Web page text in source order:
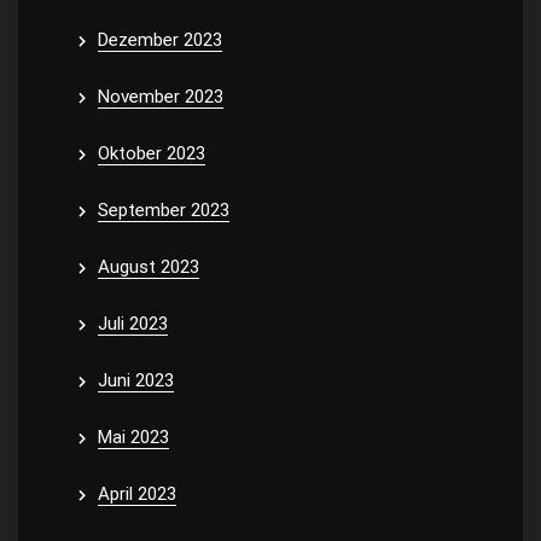
Dezember 2023
November 2023
Oktober 2023
September 2023
August 2023
Juli 2023
Juni 2023
Mai 2023
April 2023